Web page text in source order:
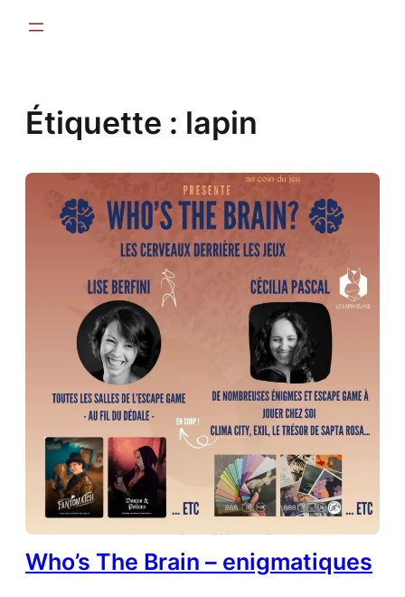
Étiquette : lapin
Who’s The Brain – enigmatiques